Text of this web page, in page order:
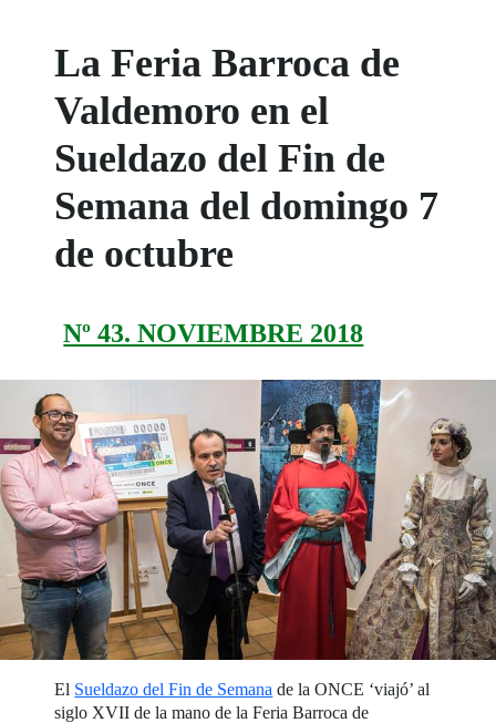
La Feria Barroca de
Valdemoro en el
Sueldazo del Fin de
Semana del domingo 7
de octubre
Nº 43. NOVIEMBRE 2018
El Sueldazo del Fin de Semana de la ONCE ‘viajó’ al
siglo XVII de la mano de la Feria Barroca de